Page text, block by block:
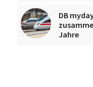
DB
Jahre